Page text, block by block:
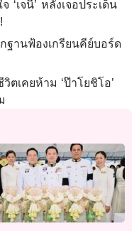
‘เจนี่’ หลังเจอประเด็น
ฐานฟ้องเกรียนคีย์บอร์ด
ตเคยห้าม ‘ป๊าโยชิโอ’